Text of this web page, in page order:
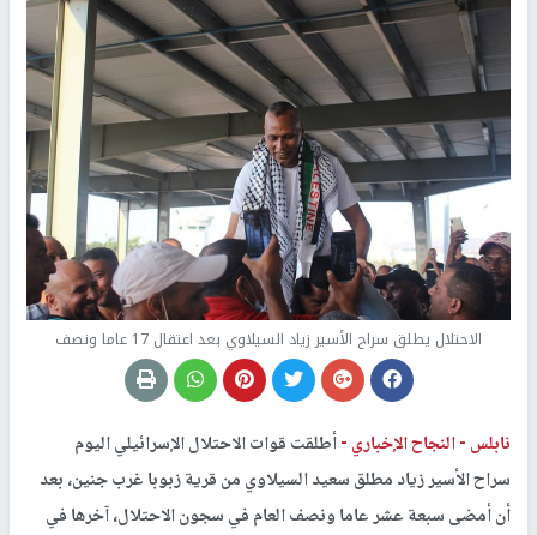
الاحتلال يطلق سراح الأسير زياد السيلاوي بعد اعتقال 17 عاما ونصف
نابلس -النجاح الإخباري -أطلقت قوات الاحتلال الإسرائيلي اليوم
سراح الأسير زياد مطلق سعيد السيلاوي من قرية زبوبا غرب جنين، بعد
أن أمضى سبعة عشر عاما ونصف العام في سجون الاحتلال، آخرها في